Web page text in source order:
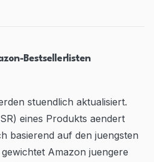
Bestsellerlisten
stuendlich aktualisiert.
eines Produkts aendert
basierend auf den juengsten
Amazon juengere